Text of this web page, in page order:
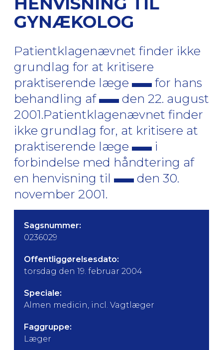
GYNÆKOLOG
Patientklagenævnet finder ikke
grundlag for at kritisere
praktiserende læge
for hans
behandling af
den 22. august
2001.Patientklagenævnet finder
ikke grundlag for, at kritisere at
praktiserende læge
i
forbindelse med håndtering af
en henvisning til
den 30.
november 2001.
Sagsnummer:
0236029
Offentliggørelsesdato:
torsdag den 19. februar 2004
Speciale:
Almen medicin, incl. Vagtlæger
Faggruppe:
Læger